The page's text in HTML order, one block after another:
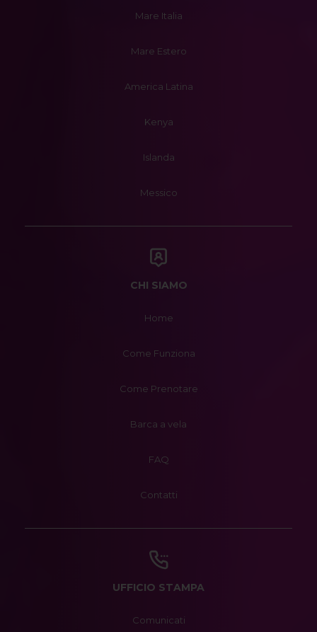
Mare Italia
Mare Estero
America Latina
Kenya
Islanda
Messico
CHI SIAMO
Home
Come Funziona
Come Prenotare
Barca a vela
FAQ
Contatti
UFFICIO STAMPA
Comunicati